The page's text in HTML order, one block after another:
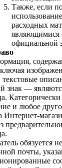
Также, если
расходных
являющимися
официальной
текстовые
знак —
и любое
Интернет-
обязуется
почты,